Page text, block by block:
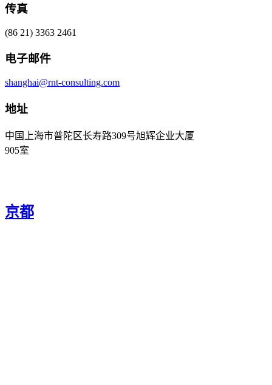
传真
(86 21) 3363 2461
电子邮件
shanghai@rnt-consulting.com
地址
中国上海市普陀区长寿路309号旭辉企业大厦
905室
京都